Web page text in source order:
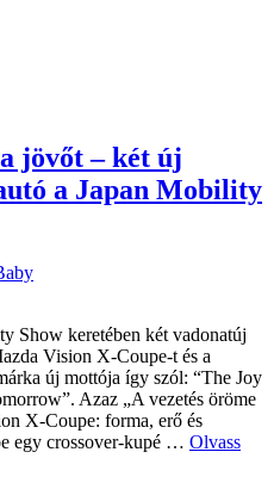
jövőt – két új
a Japan Mobility
Show keretében két vadonatúj
Vision X‑Coupe-t és a
új mottója így szól: “The Joy
Azaz „A vezetés öröme
X-Coupe: forma, erő és
egy crossover-kupé … Olvass